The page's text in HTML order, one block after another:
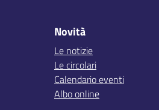
Novità
Le notizie
Le circolari
Calendario eventi
Albo online